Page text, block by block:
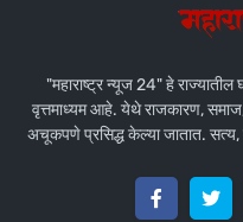
"महाराष्ट्र न्यूज 24" हे राज्यातील
वृत्तमाध्यम आहे. येथे राजकारण, समाज,
अचूकपणे प्रसिद्ध केल्या जातात.